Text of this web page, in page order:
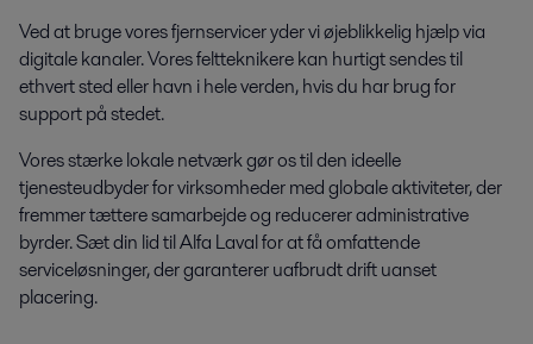
Ved at bruge vores fjernservicer yder vi øjeblikkelig hjælp via
digitale kanaler. Vores feltteknikere kan hurtigt sendes til
ethvert sted eller havn i hele verden, hvis du har brug for
support på stedet.
Vores stærke lokale netværk gør os til den ideelle
tjenesteudbyder for virksomheder med globale aktiviteter, der
fremmer tættere samarbejde og reducerer administrative
byrder. Sæt din lid til Alfa Laval for at få omfattende
serviceløsninger, der garanterer uafbrudt drift uanset
placering.